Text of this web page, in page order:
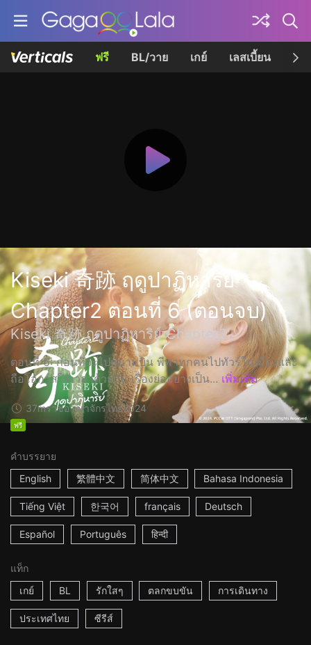
ฟรี BL/วาย เกย์ เลสเบี้ยน เค
Kiseki 奇跡 ฤดูปาฏิหาริย์
Chapter2 ตอนที่ 6 (ตอนจบ)
Kiseki 奇跡 ฤดูปาฏิหาริย์ Chapter2
ตอนที่ 6: ก่อนที่จะไปสนามบิน พีพาทุกคนไปทัวร์ในเมืองและ
ถือโอกาสใช้เวลาด้วยกัน เรื่องย่ออย่างเป็น... เพิ่มเติม
37mราชอาณาจักรไทย2024
ฟรี
คำบรรยาย
English
繁體中文 简体中文 Bahasa Indonesia
Tiếng Việt 한국어 français Deutsch
Español Português हिन्दी
แท็ก
เกย์
BL รักใสๆ ตลกขบขัน การเดินทาง
ประเทศไทย ซีรีส์